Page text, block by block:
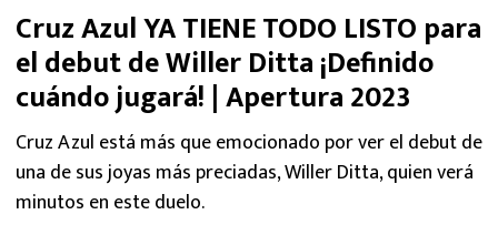
RAYADOS
PUMAS
ATLANTE
SELECCIÓN MEXICANA
Cruz Azul YA TIENE TODO LISTO para
el debut de Willer Ditta ¡Definido
cuándo jugará! | Apertura 2023
Cruz Azul está más que emocionado por ver el debut de
una de sus joyas más preciadas, Willer Ditta, quien verá
minutos en este duelo.